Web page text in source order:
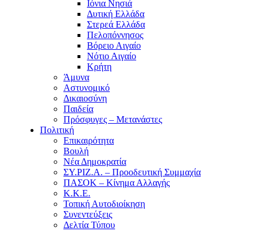
Ιόνια Νησιά
Δυτική Ελλάδα
Στερεά Ελλάδα
Πελοπόννησος
Βόρειο Αιγαίο
Νότιο Αιγαίο
Κρήτη
Άμυνα
Αστυνομικό
Δικαιοσύνη
Παιδεία
Πρόσφυγες – Μετανάστες
Πολιτική
Επικαιρότητα
Βουλή
Νέα Δημοκρατία
ΣΥ.ΡΙΖ.Α. – Προοδευτική Συμμαχία
ΠΑΣΟΚ – Κίνημα Αλλαγής
Κ.Κ.Ε.
Τοπική Αυτοδιοίκηση
Συνεντεύξεις
Δελτία Τύπου